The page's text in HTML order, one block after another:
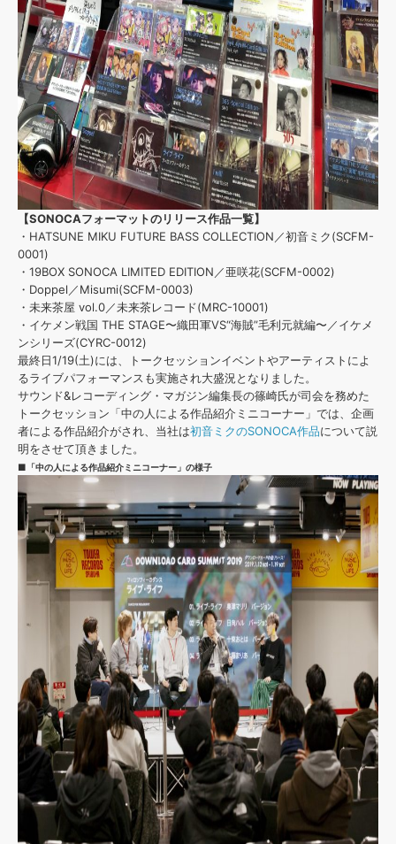
【SONOCAフォーマットのリリース作品一覧】
・HATSUNE MIKU FUTURE BASS COLLECTION／初音ミク(SCFM-
0001)
・19BOX SONOCA LIMITED EDITION／亜咲花(SCFM-0002)
・Doppel／Misumi(SCFM-0003)
・未来茶屋 vol.0／未来茶レコード(MRC-10001)
・イケメン戦国 THE STAGE〜織田軍VS“海賊”毛利元就編〜／イケメ
ンシリーズ(CYRC-0012)
最終日1/19(土)には、トークセッションイベントやアーティストによ
るライブパフォーマンスも実施され大盛況となりました。
サウンド&レコーディング・マガジン編集長の篠崎氏が司会を務めた
トークセッション「中の人による作品紹介ミニコーナー」では、企画
者による作品紹介がされ、当社は初音ミクのSONOCA作品について説
明をさせて頂きました。
■「中の人による作品紹介ミニコーナー」の様子